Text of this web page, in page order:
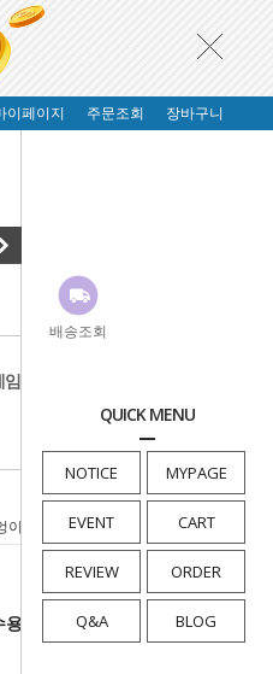
배송조회
QUICK MENU
NOTICE MYPAGE
EVENT CART
REVIEW ORDER
Q&A BLOG
이페이지 주문조회 장바구니
임
이 인테리어 소품 풍수용품 선물
용품 선물